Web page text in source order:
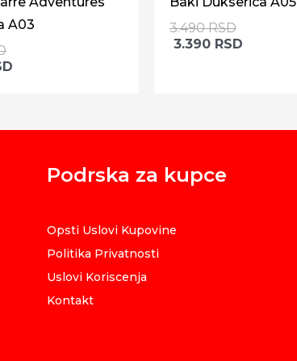
A03
3.490RSD
3.390 RSD
Podrska za kupce
Opsti Uslovi Kupovine
Politika Privatnosti
Uslovi Koriscenja
Kontakt